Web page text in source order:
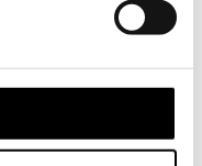
Kuvaus
katkojan
autoon